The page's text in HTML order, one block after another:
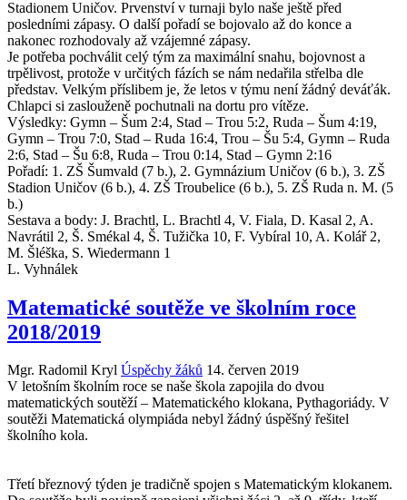
Stadionem Uničov. Prvenství v turnaji bylo naše ještě před
posledními zápasy. O další pořadí se bojovalo až do konce a
nakonec rozhodovaly až vzájemné zápasy.
Je potřeba pochválit celý tým za maximální snahu, bojovnost a
trpělivost, protože v určitých fázích se nám nedařila střelba dle
představ. Velkým příslibem je, že letos v týmu není žádný deváťák.
Chlapci si zaslouženě pochutnali na dortu pro vítěze.
Výsledky: Gymn – Šum 2:4, Stad – Trou 5:2, Ruda – Šum 4:19,
Gymn – Trou 7:0, Stad – Ruda 16:4, Trou – Šu 5:4, Gymn – Ruda
2:6, Stad – Šu 6:8, Ruda – Trou 0:14, Stad – Gymn 2:16
Pořadí: 1. ZŠ Šumvald (7 b.), 2. Gymnázium Uničov (6 b.), 3. ZŠ
Stadion Uničov (6 b.), 4. ZŠ Troubelice (6 b.), 5. ZŠ Ruda n. M. (5
b.)
Sestava a body: J. Brachtl, L. Brachtl 4, V. Fiala, D. Kasal 2, A.
Navrátil 2, Š. Smékal 4, Š. Tužička 10, F. Vybíral 10, A. Kolář 2,
M. Šléška, S. Wiedermann 1
L. Vyhnálek
Matematické soutěže ve školním roce
2018/2019
Mgr. Radomil Kryl Úspěchy žáků 14. červen 2019
V letošním školním roce se naše škola zapojila do dvou
matematických soutěží – Matematického klokana, Pythagoriády. V
soutěži Matematická olympiáda nebyl žádný úspěšný řešitel
školního kola.
Třetí březnový týden je tradičně spojen s Matematickým klokanem.